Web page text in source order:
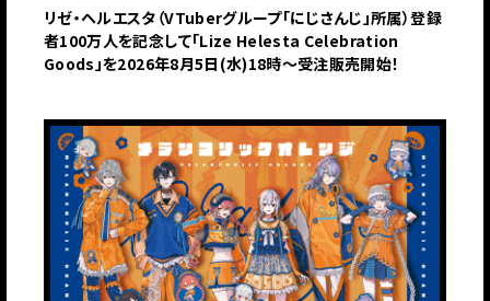
リゼ・ヘルエスタ（VTuberグループ「にじさんじ」所属）登録
者100万人を記念して「Lize Helesta Celebration
Goods」を2026年8月5日(水)18時～受注販売開始！